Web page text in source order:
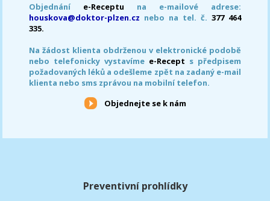
Objednání e-Receptu na e-mailové adrese:
houskova@doktor-plzen.cz nebo na tel. č. 377 464
335.
Na žádost klienta obdrženou v elektronické podobě
nebo telefonicky vystavíme e-Recept s předpisem
požadovaných léků a odešleme zpět na zadaný e-mail
klienta nebo sms zprávou na mobilní telefon.
Objednejte se k nám
Preventivní prohlídky